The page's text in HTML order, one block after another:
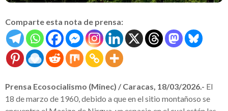
Comparte esta nota de prensa:
Prensa Ecosocialismo (Minec) / Caracas, 18/03/2026.- El
18 de marzo de 1960, debido a que en el sitio montañoso se